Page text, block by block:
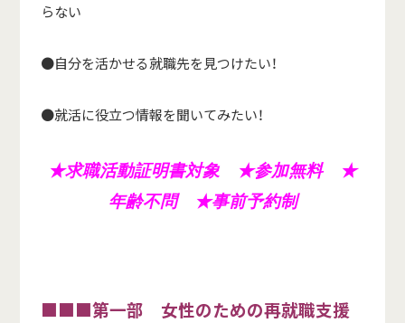
らない
●自分を活かせる就職先を見つけたい！
●就活に役立つ情報を聞いてみたい！
★求職活動証明書対象 ★参加無料 ★
年齢不問★事前予約制
■■■第一部 女性のための再就職支援